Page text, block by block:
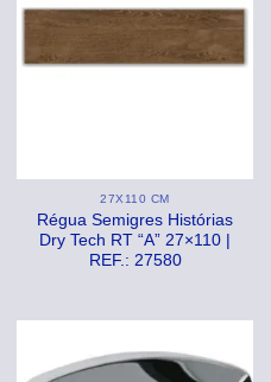
27X110 CM
Régua Semigres Histórias
Dry Tech RT “A” 27×110 |
REF.: 27580